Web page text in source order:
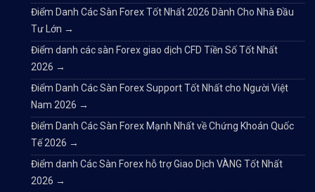
Điểm Danh Các Sàn Forex Tốt Nhất 2026 Dành Cho Nhà Đầu
Tư Lớn →
Điểm danh các sàn Forex giao dịch CFD Tiền Số Tốt Nhất
2026 →
Điểm Danh Các Sàn Forex Support Tốt Nhất cho Người Việt
Nam 2026 →
Điểm Danh Các Sàn Forex Mạnh Nhất về Chứng Khoán Quốc
Tế 2026 →
Điểm danh Các Sàn Forex hỗ trợ Giao Dịch VÀNG Tốt Nhất
2026 →